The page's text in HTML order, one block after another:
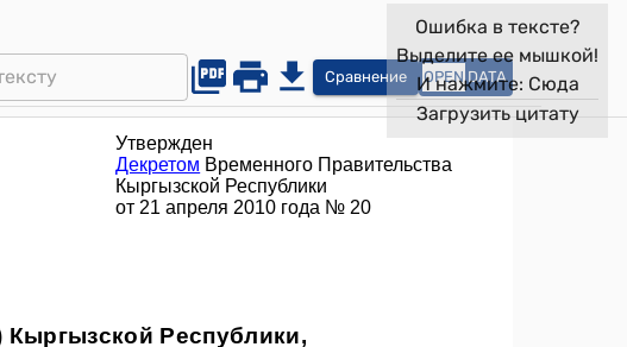
Сравнение OPEN DATA
Ошибка в тексте?
Выделите ее мышкой!
И нажмите: Сюда
Загрузить цитату